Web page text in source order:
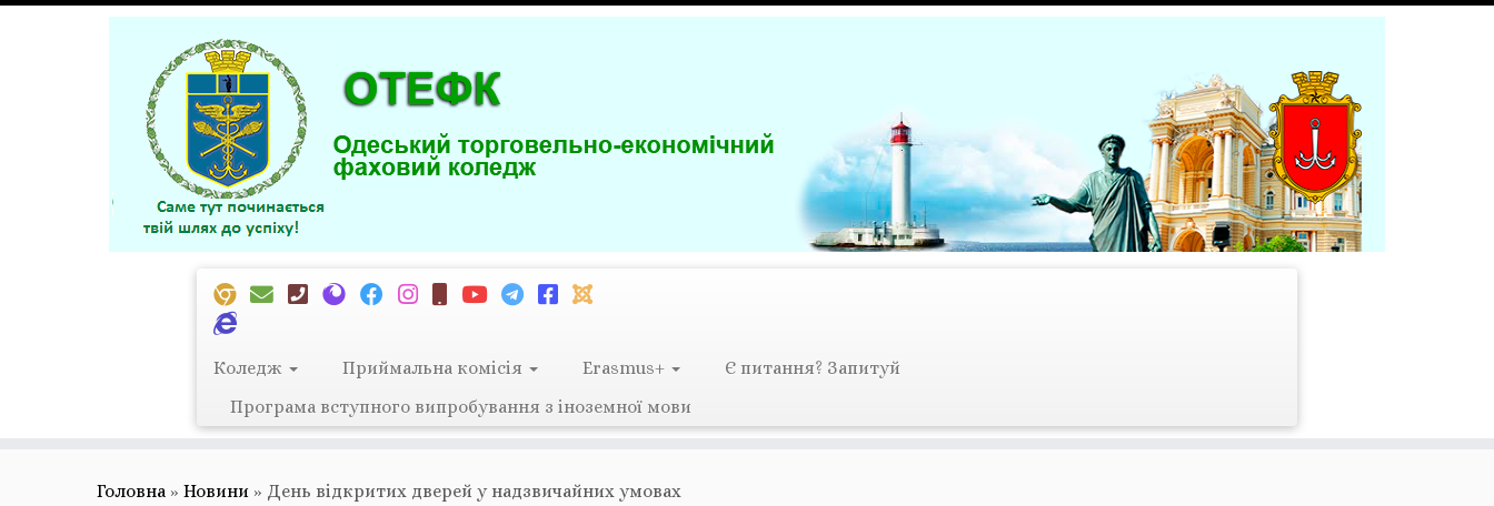
Перейти
Коледж Приймальна комісія Erasmus+
Є питання? Запитуй
Програма вступного випробування з іноземної мови
Головна » Новини » День відкритих дверей у надзвичайних умовах